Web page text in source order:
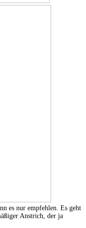
es nur empfehlen. Es geht
Anstrich, der ja